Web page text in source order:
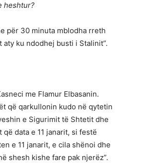
heshtur?
për 30 minuta mblodha rreth
ku ndodhej busti i Stalinit”.
me Flamur Elbasanin.
që qarkullonin kudo në qytetin
e Sigurimit të Shtetit dhe
data e 11 janarit, si festë
e 11 janarit, e cila shënoi dhe
shesh kishe fare pak njerëz”.